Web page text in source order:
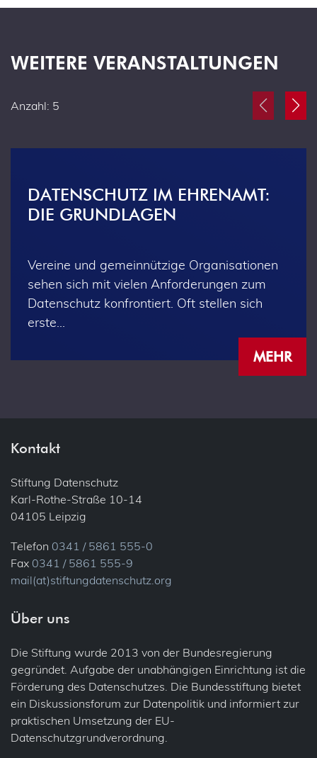
WEITERE VERANSTALTUNGEN
Anzahl: 5
DATENSCHUTZ IM EHRENAMT:
DIE GRUNDLAGEN
Vereine und gemeinnützige Organisationen
sehen sich mit vielen Anforderungen zum
Datenschutz konfrontiert. Oft stellen sich
erste…
MEHR
Kontakt
Stiftung Datenschutz
Karl-Rothe-Straße 10-14
04105 Leipzig
Telefon 0341 / 5861 555-0
Fax 0341 / 5861 555-9
mail(at)stiftungdatenschutz.org
Über uns
Die Stiftung wurde 2013 von der Bundesregierung
gegründet. Aufgabe der unabhängigen Einrichtung ist die
Förderung des Datenschutzes. Die Bundesstiftung bietet
ein Diskussionsforum zur Datenpolitik und informiert zur
praktischen Umsetzung der EU-
Datenschutzgrundverordnung.